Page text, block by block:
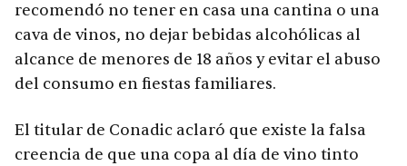
recomendó no tener en casa una cantina o una
cava de vinos, no dejar bebidas alcohólicas al
alcance de menores de 18 años y evitar el abuso
del consumo en fiestas familiares.
El titular de Conadic aclaró que existe la falsa
creencia de que una copa al día de vino tinto